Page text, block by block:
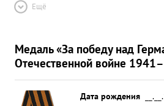
Ещё
Медаль «За победу над
Отечественной войне
Дата рождения